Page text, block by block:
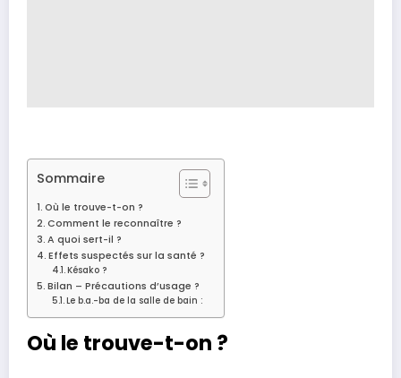
Sommaire
Où le trouve-t-on ?
Comment le reconnaître ?
A quoi sert-il ?
Effets suspectés sur la santé ?
Késako ?
Bilan – Précautions d’usage ?
Le b.a.-ba de la salle de bain :
Où le trouve-t-on ?